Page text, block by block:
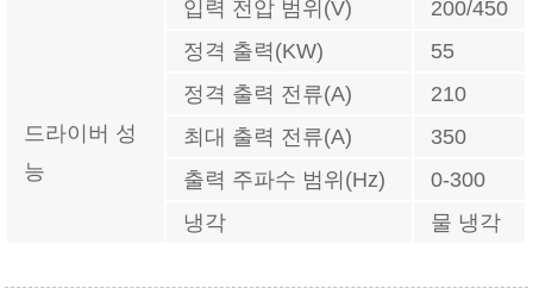
드라이버 성
능
입력 전압 범위(V)
200/450
정격 출력(KW)
55
정격 출력 전류(A)
210
최대 출력 전류(A)
350
출력 주파수 범위(Hz)
0-300
냉각
물 냉각